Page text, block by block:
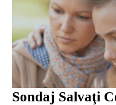
Sondaj Salvaţi